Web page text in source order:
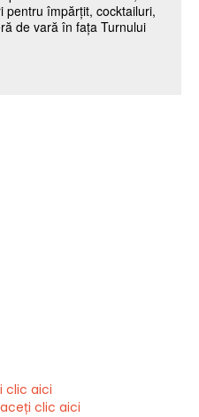
clic aici
clic aici